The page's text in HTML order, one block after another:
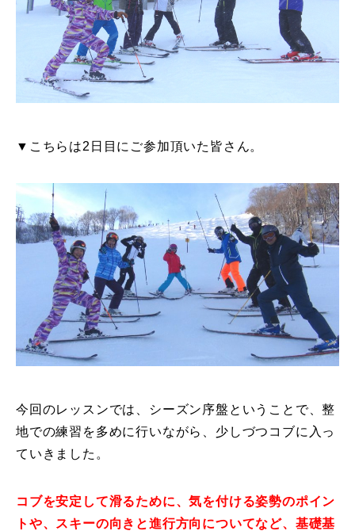
講師から選ぶ Instructor
インストラクター募集
コブレッスン参加のお客様の声
レッスンレポート Report
よくある質問 FAQ
レッスン内容について
レッスン周辺に関して
お申し込みについて
レッスン動画一覧
Online Store
コブ斜面の滑り方解説動画
▼こちらは2日目にご参加頂いた皆さん。
今回のレッスンでは、シーズン序盤ということで、整
地での練習を多めに行いながら、少しづつコブに入っ
ていきました。
コブを安定して滑るために、気を付ける姿勢のポイン
トや、スキーの向きと進行方向についてなど、基礎基